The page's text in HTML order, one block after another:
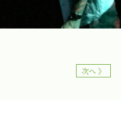
次へ 》